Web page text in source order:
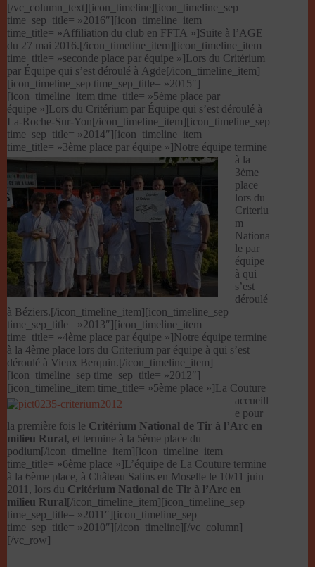
[/vc_column_text][icon_timeline][icon_timeline_sep
time_sep_title= »2016″][icon_timeline_item
time_title= »Affiliation du club en FFTA »]Suite à l’AGE
du 27 mai 2016.[/icon_timeline_item][icon_timeline_item
time_title= »seconde place par équipe »]Lors du Critérium
par Équipe qui s’est déroulé à Agde[/icon_timeline_item]
[icon_timeline_sep time_sep_title= »2015″]
[icon_timeline_item time_title= »5ème place par
équipe »]Lors du Critérium par Équipe qui s’est déroulé à
La-Roche-Sur-Yon[/icon_timeline_item][icon_timeline_sep
time_sep_title= »2014″][icon_timeline_item
time_title= »3ème place par équipe »]Notre équipe termine
à la
3ème
place
lors du
Criteriu
m
Nationa
le par
équipe
à qui
s’est
déroulé
à Béziers.[/icon_timeline_item][icon_timeline_sep
time_sep_title= »2013″][icon_timeline_item
time_title= »4ème place par équipe »]Notre équipe termine
à la 4ème place lors du Criterium par équipe à qui s’est
déroulé à Vieux Berquin.[/icon_timeline_item]
[icon_timeline_sep time_sep_title= »2012″]
[icon_timeline_item time_title= »5ème place »]La Couture
accueill
e pour
la première fois le Critérium National de Tir à l’Arc en
milieu Rural, et termine à la 5ème place du
podium[/icon_timeline_item][icon_timeline_item
time_title= »6ème place »]L’équipe de La Couture termine
à la 6ème place, à Château Salins en Moselle le 10/11 juin
2011, lors du Critérium National de Tir à l’Arc en
milieu Rural[/icon_timeline_item][icon_timeline_sep
time_sep_title= »2011″][icon_timeline_sep
time_sep_title= »2010″][/icon_timeline][/vc_column]
[/vc_row]